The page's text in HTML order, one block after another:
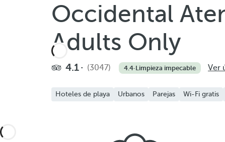
Occidental
Adults Only
4.1 (3047) 4.4·Limpieza impecable Ver
Hoteles de playa Urbanos Parejas Wi-Fi gratis